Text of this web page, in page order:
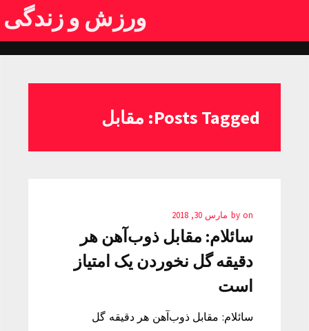
ورزش و زندگی
Posts Tagged: مقابل
by on مارس 30, 2018
سائلام: مقابل ذوب‌آهن هر
دقیقه گل نخوردن یک امتیاز
است
سائلام: مقابل ذوب‌آهن هر دقیقه گل